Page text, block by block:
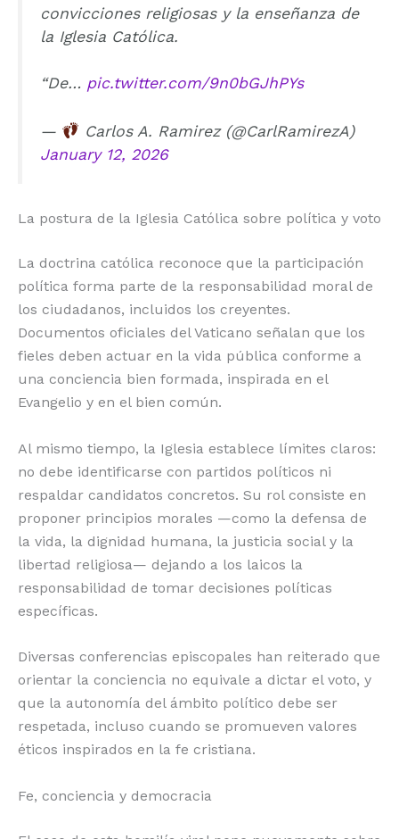
convicciones religiosas y la enseñanza de
la Iglesia Católica.
“De… pic.twitter.com/9n0bGJhPYs
—
Carlos A. Ramirez (@CarlRamirezA)
January 12, 2026
La postura de la Iglesia Católica sobre política y voto
La doctrina católica reconoce que la participación
política forma parte de la responsabilidad moral de
los ciudadanos, incluidos los creyentes.
Documentos oficiales del Vaticano señalan que los
fieles deben actuar en la vida pública conforme a
una conciencia bien formada, inspirada en el
Evangelio y en el bien común.
Al mismo tiempo, la Iglesia establece límites claros:
no debe identificarse con partidos políticos ni
respaldar candidatos concretos. Su rol consiste en
proponer principios morales —como la defensa de
la vida, la dignidad humana, la justicia social y la
libertad religiosa— dejando a los laicos la
responsabilidad de tomar decisiones políticas
específicas.
Diversas conferencias episcopales han reiterado que
orientar la conciencia no equivale a dictar el voto, y
que la autonomía del ámbito político debe ser
respetada, incluso cuando se promueven valores
éticos inspirados en la fe cristiana.
Fe, conciencia y democracia